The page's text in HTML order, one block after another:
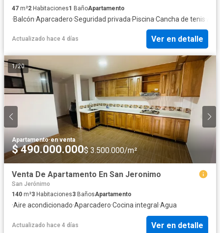
47 m²2 Habitaciones1 BañoApartamento
·Balcón·Aparcadero·Seguridad privada·Piscina·Cancha de tenis
Actualizado hace 4 días Ver en detalle
1/20
Apartamento·en venta
$ 490.000.000$ 3.500.000/m²
Venta De Apartamento En San Jeronimo
San Jerónimo
140 m²3 Habitaciones3 BañosApartamento
·Aire acondicionado·Aparcadero·Cocina integral ·Agua
Actualizado hace 4 días Ver en detalle